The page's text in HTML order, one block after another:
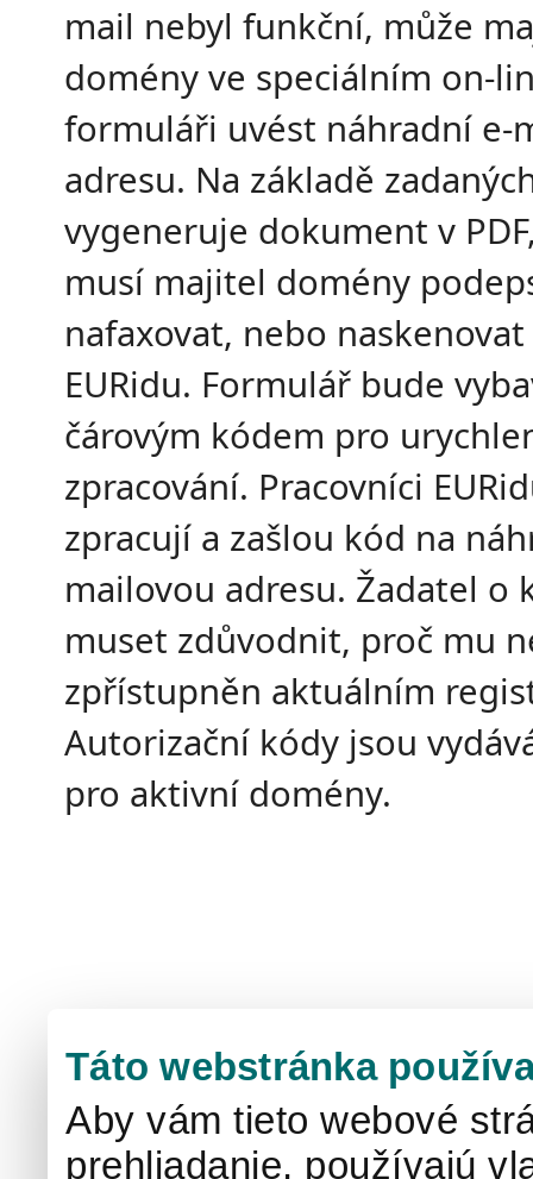
Táto webstránka
Aby vám tieto webové
prehliadanie, používajú
mail nebyl funkční, může
domény ve speciálním on-
formuláři uvést náhradní e-
adresu. Na základě
vygeneruje dokument v
musí majitel domény
nafaxovat, nebo
EURidu. Formulář bude
čárovým kódem pro
zpracování. Pracovníci
zpracují a zašlou kód na
mailovou adresu. Žadatel o
muset zdůvodnit, proč mu
zpřístupněn aktuálním
Autorizační kódy jsou
pro aktivní domény.